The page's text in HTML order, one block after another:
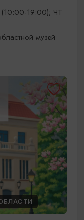
19:00); ЧТ
музей